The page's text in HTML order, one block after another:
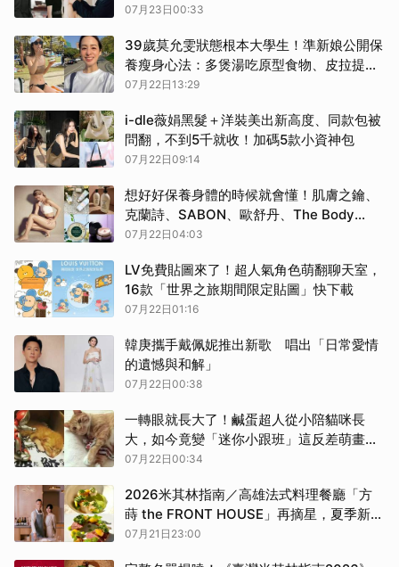
級神顏同框畫面太好看
07月23日00:33
39歲莫允雯狀態根本大學生！準新娘公開保
養瘦身心法：多煲湯吃原型食物、皮拉提斯
搭配刮痧美容儀養出發光肌
07月22日13:29
i-dle薇娟黑髮＋洋裝美出新高度、同款包被
問翻，不到5千就收！加碼5款小資神包
07月22日09:14
想好好保養身體的時候就會懂！肌膚之鑰、
克蘭詩、SABON、歐舒丹、The Body
Shop這五個品牌用過真的回不去
07月22日04:03
LV免費貼圖來了！超人氣角色萌翻聊天室，
16款「世界之旅期間限定貼圖」快下載
07月22日01:16
韓庚攜手戴佩妮推出新歌 唱出「日常愛情
的遺憾與和解」
07月22日00:38
一轉眼就長大了！鹹蛋超人從小陪貓咪長
大，如今竟變「迷你小跟班」這反差萌畫面
太可愛！
07月22日00:34
2026米其林指南／高雄法式料理餐廳「方
蒔 the FRONT HOUSE」再摘星，夏季新菜
重現澎湖海風、島嶼風土
07月21日23:00